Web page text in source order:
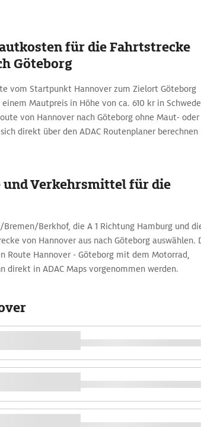
für die Fahrtstrecke
Göteborg
vom Startpunkt Hannover zum Zielort Göteborg
Mautpreis in Höhe von ca. 610 kr in
von Hannover nach Göteborg ohne Maut- oder
direkt über den ADAC Routenplaner berechnen
Verkehrsmittel für die
Berkhof, die A 1 Richtung Hamburg und
von Hannover aus nach Göteborg auswählen.
Route Hannover - Göteborg mit dem Motorrad,
direkt in ADAC Maps vorgenommen werden.